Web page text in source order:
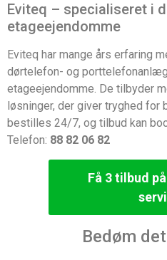
Eviteq – specialiseret i
etageejendomme
Eviteq har mange års erfaring
dørtelefon- og
etageejendomme. De tilbyder
løsninger, der giver tryghed for
bestilles 24/7, og tilbud kan
Telefon: 88 82 06 82
Få 3 tilbud
Bedøm